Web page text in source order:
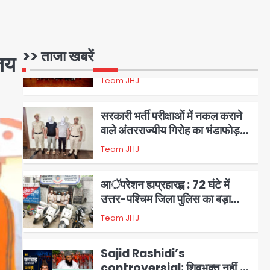
>> ताजा खबरें
3
मास्टरमाइंड समेत 7 गिरफ्तार
Team JHJ
4
आॅपरेशन ह्यप्रहारह्ण : 72 घंटे में
उत्तर-पश्चिम जिला पुलिस का बड़ा
एक्शन
Team JHJ
5
Sajid Rashidi’s
controversial: शिवभक्त नहीं,
आतंकवादी हैं’, मौलाना का कांवड़ियों पर
विवादित बयान, BJP विधायक ने कराई
Avinash Kumar
Har Ghar Tiranga